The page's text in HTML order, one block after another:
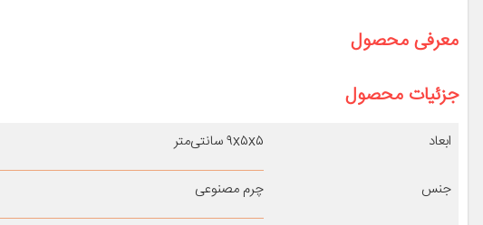
معرفی محصول
جزئیات محصول
ابعاد ۹x۵x۵ سانتی‌متر
جنس چرم مصنوعی